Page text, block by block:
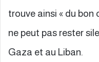
trouve ainsi « du bon
ne peut pas rester
Gaza et au Liban.